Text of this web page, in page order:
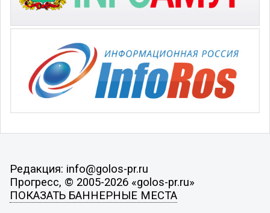
Редакция: info@golos-pr.ru
Прогресс, © 2005-2026 «golos-pr.ru»
ПОКАЗАТЬ БАННЕРНЫЕ МЕСТА